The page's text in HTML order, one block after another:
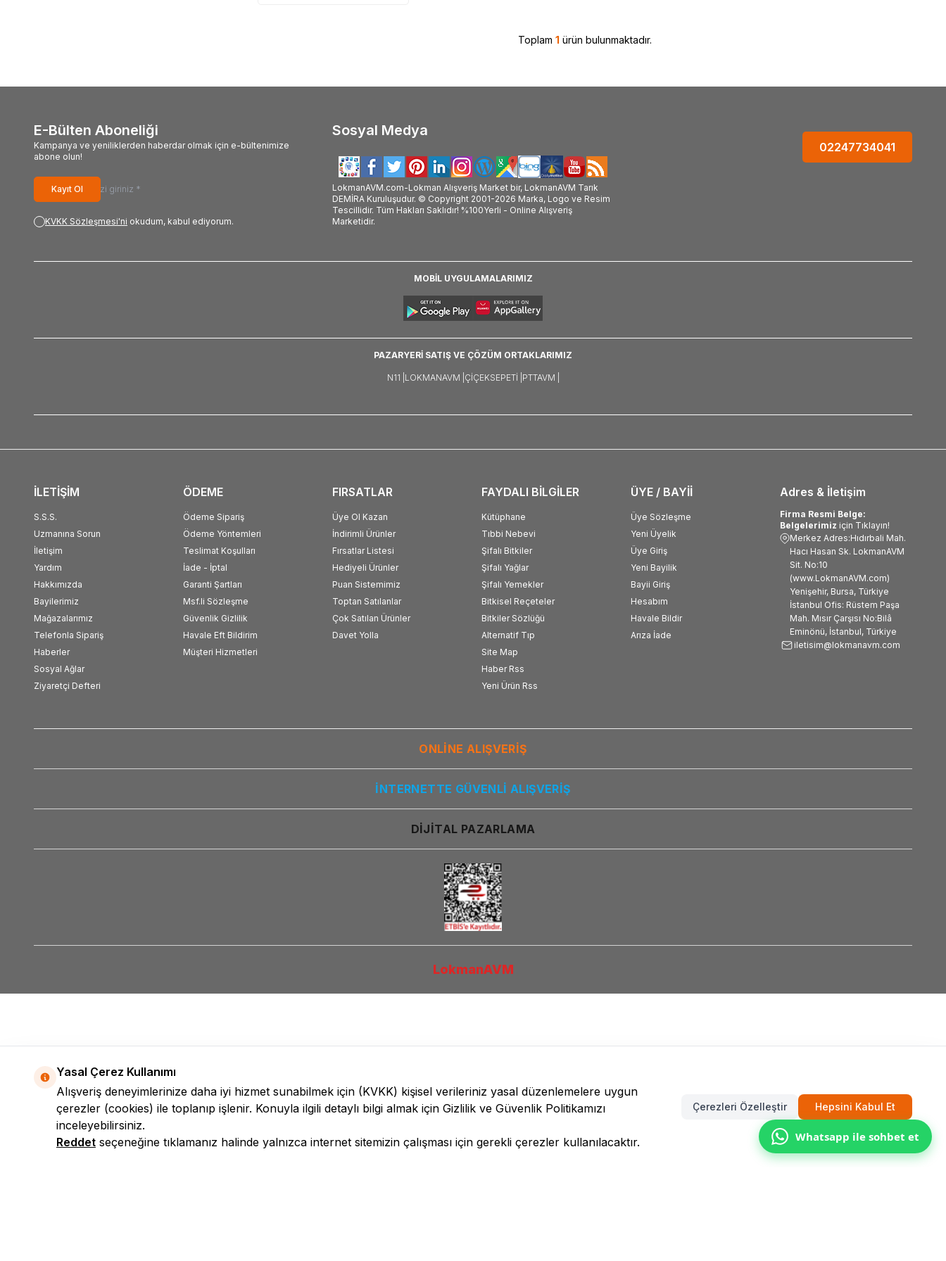
Whatsapp ile sohbet et
Toplam 1 ürün bulunmaktadır.
E-Bülten Aboneliği
Kampanya ve yeniliklerden haberdar olmak için e-bültenimize
abone olun!
Kayıt Ol
KVKK Sözleşmesi'ni okudum, kabul ediyorum.
Sosyal Medya
LokmanAVM.com-Lokman Alışveriş Market bir, LokmanAVM Tarık
DEMİRA Kuruluşudur. © Copyright 2001-2026 Marka, Logo ve Resim
Tescillidir. Tüm Hakları Saklıdır! %100Yerli - Online Alışveriş
Marketidir.
02247734041
MOBİL UYGULAMALARIMIZ
PAZARYERİ SATIŞ VE ÇÖZÜM ORTAKLARIMIZ
N11 | LOKMANAVM | ÇIÇEKSEPETI | PTTAVM |
Adres & İletişim
Firma Resmi Belge:
Belgelerimiz için Tıklayın!
Merkez Adres:Hıdırbali Mah.
Hacı Hasan Sk. LokmanAVM
Sit. No:10
(www.LokmanAVM.com)
Yenişehir, Bursa, Türkiye
İstanbul Ofis: Rüstem Paşa
Mah. Mısır Çarşısı No:Bilâ
Eminönü, İstanbul, Türkiye
iletisim@lokmanavm.com
İLETİŞİM
S.S.S.
Uzmanına Sorun
İletişim
Yardım
Hakkımızda
Bayilerimiz
Mağazalarımız
Telefonla Sipariş
Haberler
Sosyal Ağlar
Ziyaretçi Defteri
ÖDEME
Ödeme Sipariş
Ödeme Yöntemleri
Teslimat Koşulları
İade - İptal
Garanti Şartları
Msf.li Sözleşme
Güvenlik Gizlilik
Havale Eft Bildirim
Müşteri Hizmetleri
FIRSATLAR
Üye Ol Kazan
İndirimli Ürünler
Fırsatlar Listesi
Hediyeli Ürünler
Puan Sistemimiz
Toptan Satılanlar
Çok Satılan Ürünler
Davet Yolla
FAYDALI BİLGİLER
Kütüphane
Tıbbi Nebevi
Şifalı Bitkiler
Şifalı Yağlar
Şifalı Yemekler
Bitkisel Reçeteler
Bitkiler Sözlüğü
Alternatif Tıp
Site Map
Haber Rss
Yeni Ürün Rss
ÜYE / BAYİİ
Üye Sözleşme
Yeni Üyelik
Üye Giriş
Yeni Bayilik
Bayii Giriş
Hesabım
Havale Bildir
Arıza İade
ONLİNE ALIŞVERİŞ
İNTERNETTE GÜVENLİ ALIŞVERİŞ
DİJİTAL PAZARLAMA
LokmanAVM
Yasal Çerez Kullanımı
Alışveriş deneyimlerinize daha iyi hizmet sunabilmek için (KVKK) kişisel verileriniz yasal düzenlemelere uygun
çerezler (cookies) ile toplanıp işlenir. Konuyla ilgili detaylı bilgi almak için Gizlilik ve Güvenlik Politikamızı
inceleyebilirsiniz.
Reddet seçeneğine tıklamanız halinde yalnızca internet sitemizin çalışması için gerekli çerezler kullanılacaktır.
Çerezleri Özelleştir Hepsini Kabul Et